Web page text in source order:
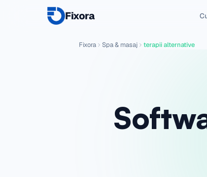
Fixora
Fixora Spa & masaj terapii alternative